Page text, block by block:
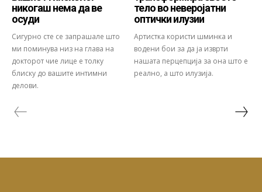
никогаш нема да ве
осуди
Сигурно сте се запрашале што
ми поминува низ на глава на
докторот чие лице е толку
блиску до вашите интимни
делови.
тело во неверојатни
оптички илузии
Артистка користи шминка и
водени бои за да ја изврти
нашата перцепција за она што е
реално, а што илузија.